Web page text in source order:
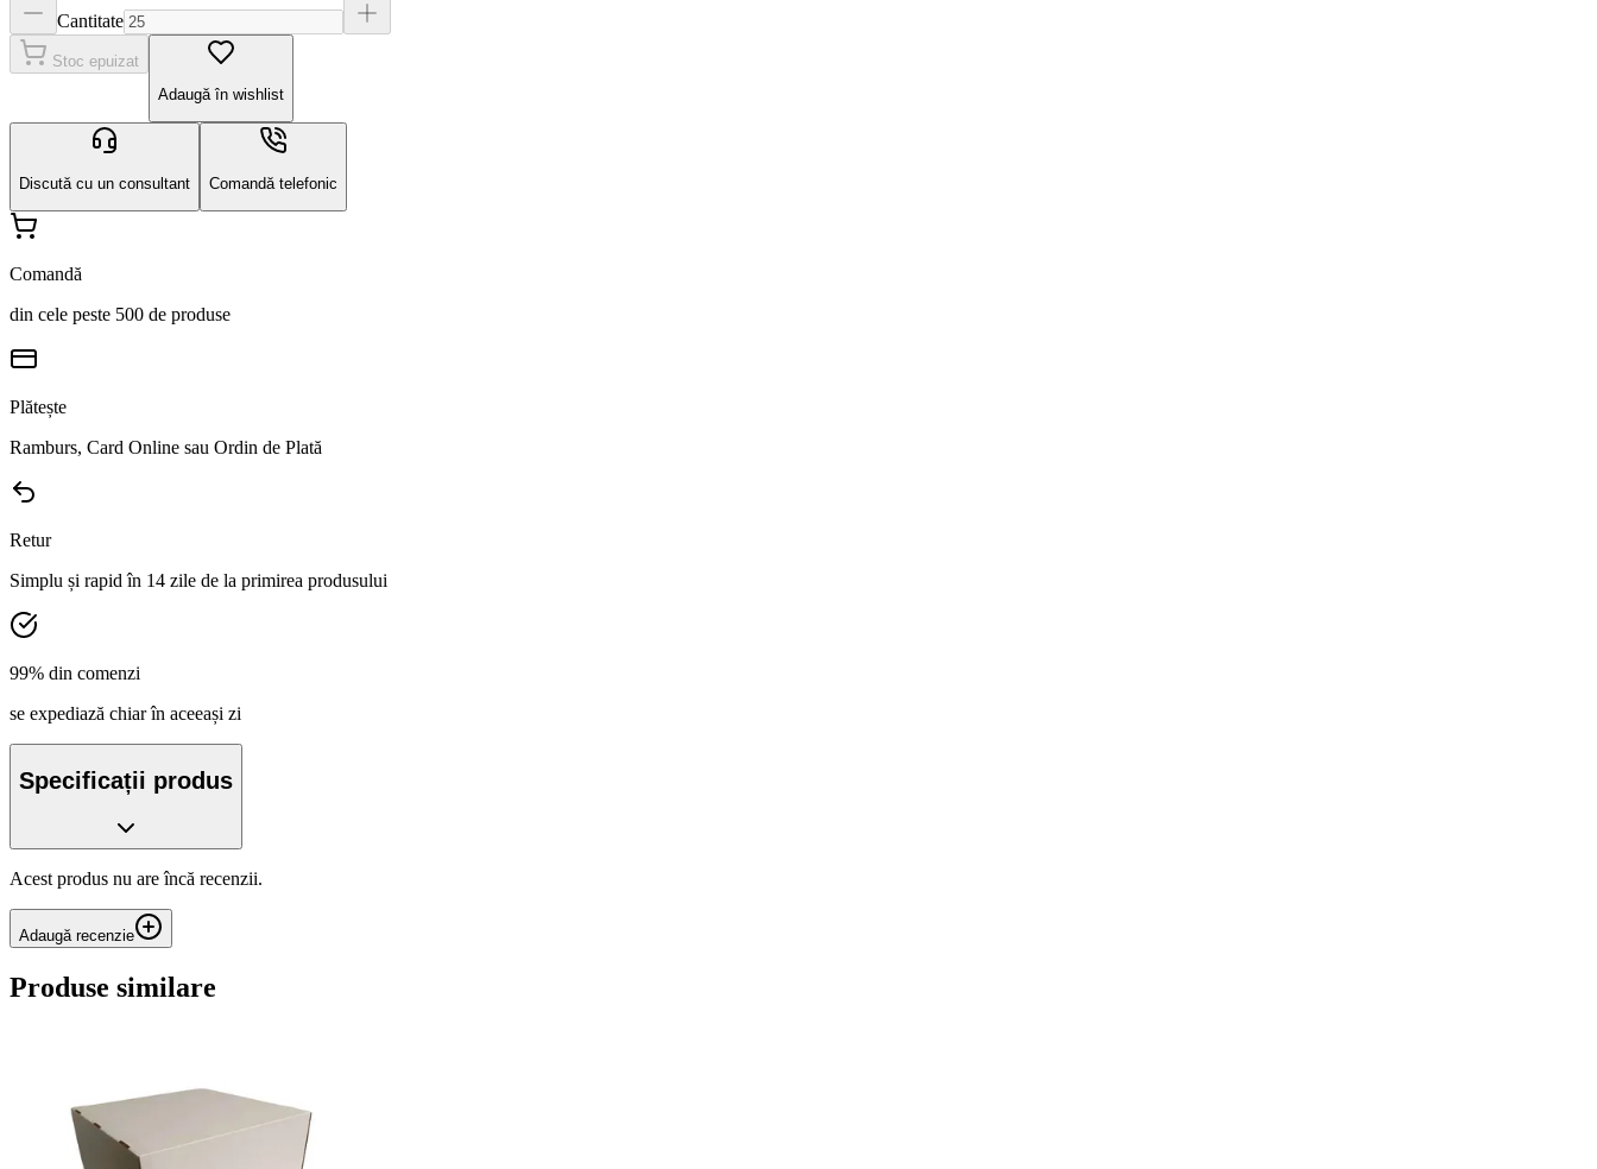
Cantitate
Stoc epuizat
Adaugă în wishlist
Discută cu un consultant Comandă telefonic
Comandă
din cele peste 500 de produse
Plătește
Ramburs, Card Online sau Ordin de Plată
Retur
Simplu și rapid în 14 zile de la primirea produsului
99% din comenzi
se expediază chiar în aceeași zi
Specificații produs
Acest produs nu are încă recenzii.
Adaugă recenzie
Produse similare